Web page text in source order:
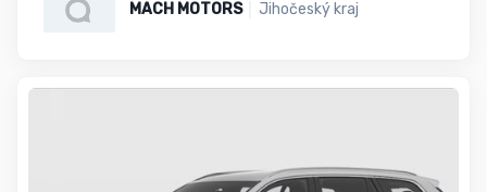
MACH MOTORS Jihočeský kraj